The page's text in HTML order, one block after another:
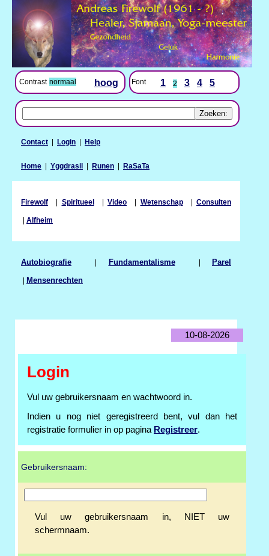
Contrast normaal hoog Font 1 2 3 4 5
Contact | Login | Help
Home | Yggdrasil | Runen | RaSaTa
Firewolf | Spiritueel| Video | Wetenschap| Consulten
| Alfheim
Autobiografie | Fundamentalisme| Parel
| Mensenrechten
10-08-2026
Login
Vul uw gebruikersnaam en wachtwoord in.
Indien u nog niet geregistreerd bent, vul dan het
registratie formulier in op pagina Registreer.
Gebruikersnaam:
Vul uw gebruikersnaam in, NIET uw
schermnaam.